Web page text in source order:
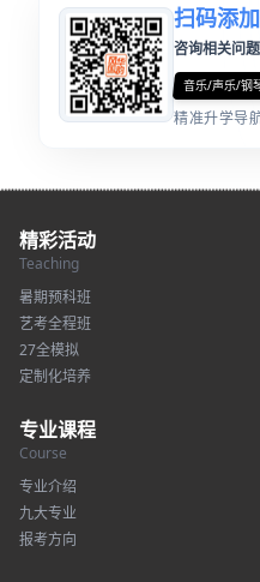
扫码添
咨询相关问题
音乐/声乐/钢
精准升学导
精彩活动
Teaching
暑期预科班
艺考全程班
27全模拟
定制化培养
专业课程
Course
专业介绍
九大专业
报考方向